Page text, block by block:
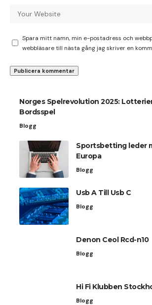
Spara mitt namn, min e-postadress och
webbläsare till nästa gång jag skriver en
Norges Spelrevolution 2025:
Bordsspel
Blogg
Sportsbetting leder
Europa
Blogg
Usb A Till Usb C
Blogg
Denon Ceol Rcd-n10
Blogg
Hi Fi Klubben
Blogg